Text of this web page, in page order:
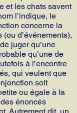
et les chats savent
l’indique, le
concerne la
d’événements),
juger qu’une
qu’une de
à l’encontre
qui veulent que
soit
ou égale à la
énoncés